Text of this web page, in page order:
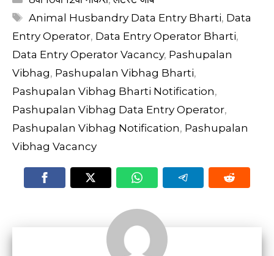
Tags
Animal Husbandry Data Entry Bharti, Data
Entry Operator, Data Entry Operator Bharti,
Data Entry Operator Vacancy, Pashupalan
Vibhag, Pashupalan Vibhag Bharti,
Pashupalan Vibhag Bharti Notification,
Pashupalan Vibhag Data Entry Operator,
Pashupalan Vibhag Notification, Pashupalan
Vibhag Vacancy